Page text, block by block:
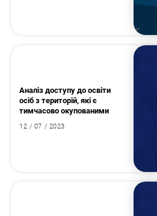
Аналіз доступу до освіти
осіб з територій, які є
тимчасово окупованими
12 / 07 / 2023